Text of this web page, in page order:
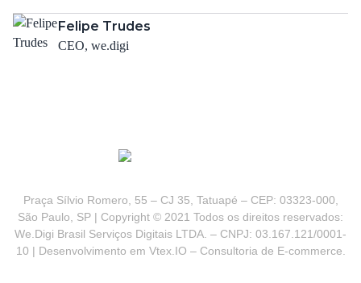
Felipe Trudes
CEO, we.digi
Praça Sílvio Romero, 55 – CJ 35, Tatuapé – CEP: 03323-000,
São Paulo, SP | Copyright © 2021 Todos os direitos reservados:
We.Digi Brasil Serviços Digitais LTDA. – CNPJ: 03.167.121/0001-
10 | Desenvolvimento em Vtex.IO – Consultoria de E-commerce.